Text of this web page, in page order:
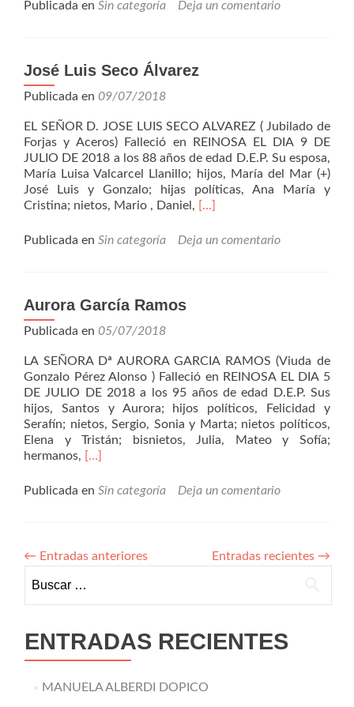
Publicada en Sin categoría Deja un comentario
José Luis Seco Álvarez
Publicada en 09/07/2018
EL SEÑOR D. JOSE LUIS SECO ALVAREZ ( Jubilado de
Forjas y Aceros) Falleció en REINOSA EL DIA 9 DE
JULIO DE 2018 a los 88 años de edad D.E.P. Su esposa,
María Luisa Valcarcel Llanillo; hijos, María del Mar (+)
José Luis y Gonzalo; hijas políticas, Ana María y
Cristina; nietos, Mario , Daniel, Leer
Luis
[…]
Publicada en Sin categoría Deja un comentario
Aurora García Ramos
Publicada en 05/07/2018
LA SEÑORA Dª AURORA GARCIA RAMOS (Viuda de
Gonzalo Pérez Alonso ) Falleció en REINOSA EL DIA 5
DE JULIO DE 2018 a los 95 años de edad D.E.P. Sus
hijos, Santos y Aurora; hijos políticos, Felicidad y
Serafín; nietos, Sergio, Sonia y Marta; nietos políticos,
Elena y Tristán; bisnietos, Julia, Mateo y Sofía;
hermanos, Leer
García
[…]
Publicada en Sin categoría Deja un comentario
← Entradas anteriores Entradas recientes →
ENTRADAS RECIENTES
MANUELA ALBERDI DOPICO